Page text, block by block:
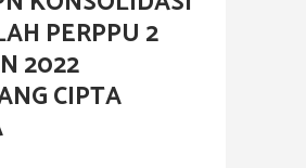
PERPPU 2
2022
CIPTA